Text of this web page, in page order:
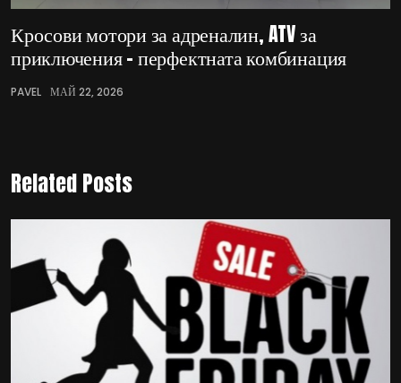
Кросови мотори за адреналин, ATV за
приключения – перфектната комбинация
PAVEL МАЙ 22, 2026
Related Posts